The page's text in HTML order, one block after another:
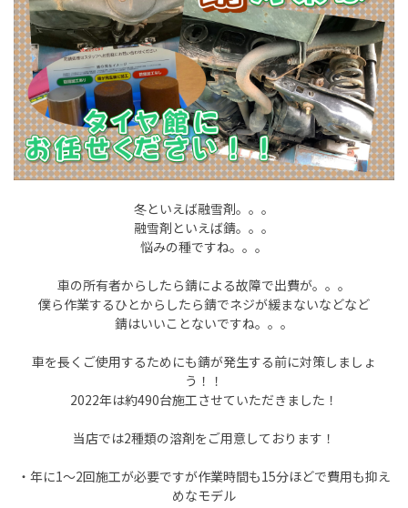
冬といえば融雪剤。。。
融雪剤といえば錆。。。
悩みの種ですね。。。
車の所有者からしたら錆による故障で出費が。。。
僕ら作業するひとからしたら錆でネジが緩まないなどなど
錆はいいことないですね。。。
車を長くご使用するためにも錆が発生する前に対策しましょ
う！！
2022年は約490台施工させていただきました！
当店では2種類の溶剤をご用意しております！
・年に1～2回施工が必要ですが作業時間も15分ほどで費用も抑え
めなモデル